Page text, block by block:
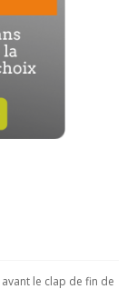
le clap de fin de